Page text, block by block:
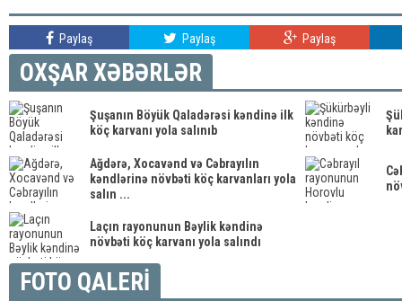
Paylaş Paylaş Paylaş
OXŞAR XƏBƏRLƏR
Şuşanın Böyük Qaladərəsi kəndinə ilk
köç karvanı yola salınıb
Ağdərə, Xocavənd və Cəbrayılın
kəndlərinə növbəti köç karvanları yola
salın ...
Laçın rayonunun Bəylik kəndinə
növbəti köç karvanı yola salındı
FOTO QALERİ